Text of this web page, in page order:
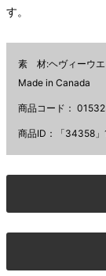
す。
素 材:ヘヴィーウエ
Made in Canada
商品コード：
商品ID：「34358」